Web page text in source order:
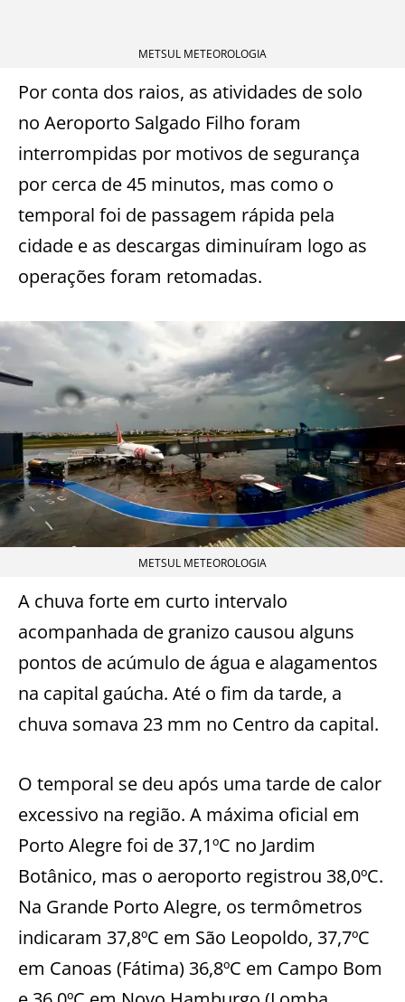
METSUL METEOROLOGIA
Por conta dos raios, as atividades de solo
no Aeroporto Salgado Filho foram
interrompidas por motivos de segurança
por cerca de 45 minutos, mas como o
temporal foi de passagem rápida pela
cidade e as descargas diminuíram logo as
operações foram retomadas.
METSUL METEOROLOGIA
A chuva forte em curto intervalo
acompanhada de granizo causou alguns
pontos de acúmulo de água e alagamentos
na capital gaúcha. Até o fim da tarde, a
chuva somava 23 mm no Centro da capital.
O temporal se deu após uma tarde de calor
excessivo na região. A máxima oficial em
Porto Alegre foi de 37,1ºC no Jardim
Botânico, mas o aeroporto registrou 38,0ºC.
Na Grande Porto Alegre, os termômetros
indicaram 37,8ºC em São Leopoldo, 37,7ºC
em Canoas (Fátima) 36,8ºC em Campo Bom